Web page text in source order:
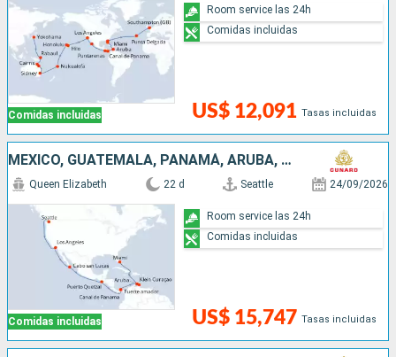
Comidas incluidas US$ 12,091 Tasas incluidas
Room service las 24h
Comidas incluidas
MÉXICO, GUATEMALA, PANAMÁ, ARUBA, ESTADOS UNIDOS
Comidas incluidas
Queen Elizabeth 22 d Seattle 24/09/2026
US$ 15,747 Tasas incluidas
Room service las 24h
Comidas incluidas